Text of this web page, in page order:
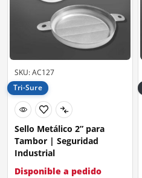
SKU: AC127
Tri-Sure
Sello Metálico 2” para
Tambor | Seguridad
Industrial
Disponible a pedido